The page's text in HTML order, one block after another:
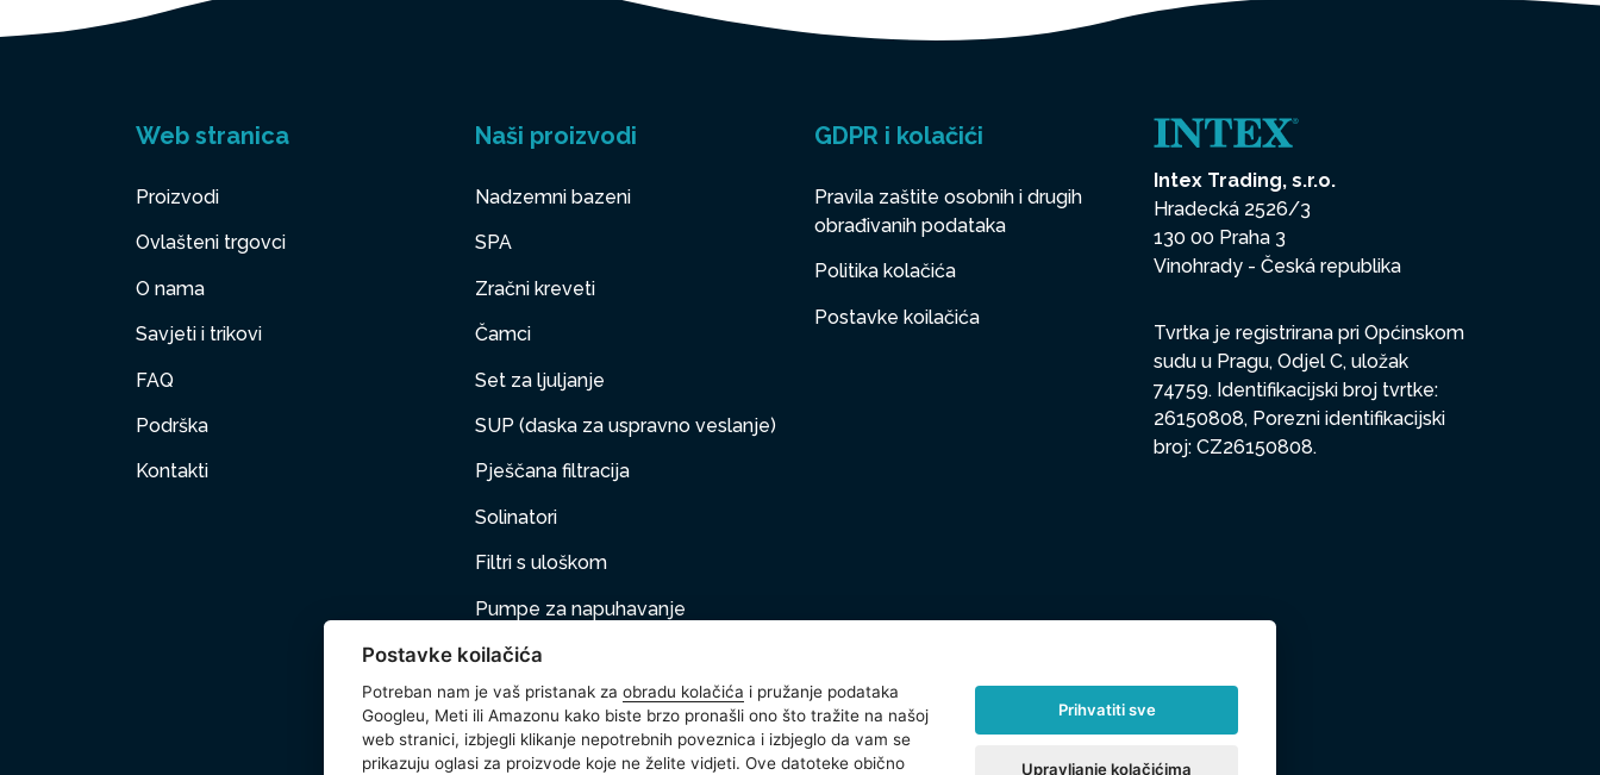
Web stranica
Proizvodi
Ovlašteni trgovci
O nama
Savjeti i trikovi
FAQ
Podrška
Kontakti
Naši proizvodi
Nadzemni bazeni
SPA
Zračni kreveti
Čamci
Set za ljuljanje
SUP (daska za uspravno veslanje)
Pješčana filtracija
Solinatori
Filtri s uloškom
Pumpe za napuhavanje
Namještaj na napuhivanje
PET
Dodatna oprema
GDPR i kolačići
Pravila zaštite osobnih i drugih
obrađivanih podataka
Politika kolačića
Postavke koilačića
Intex Trading, s.r.o.
Hradecká 2526/3
130 00 Praha 3
Vinohrady - Česká republika
Tvrtka je registrirana pri Općinskom
sudu u Pragu, Odjel C, uložak
74759. Identifikacijski broj tvrtke:
26150808, Porezni identifikacijski
broj: CZ26150808.
Postavke koilačića
Potreban nam je vaš pristanak za obradu kolačića i pružanje podataka
Googleu, Meti ili Amazonu kako biste brzo pronašli ono što tražite na našoj
web stranici, izbjegli klikanje nepotrebnih poveznica i izbjeglo da vam se
prikazuju oglasi za proizvode koje ne želite vidjeti. Ove datoteke obično
Prihvatiti sve
Upravljanje kolačićima